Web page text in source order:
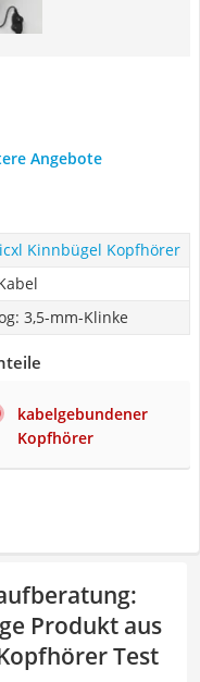
Angebote
Kinnbügel Kopfhörer
3,5-mm-Klinke
kabelgebundener
Kopfhörer
:
Produkt aus
Test